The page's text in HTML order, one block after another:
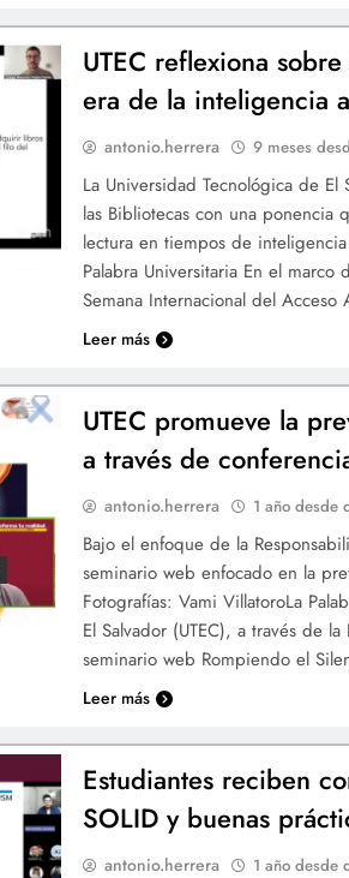
UTEC reflexiona
era de la inteligencia
antonio.herrera 9 meses
La Universidad Tecnológica de
las Bibliotecas con una
lectura en tiempos de
Palabra Universitaria En el
Semana Internacional del
Leer más
UTEC promueve la
a través de
antonio.herrera 1 año desde
Bajo el enfoque de la
seminario web enfocado en la
Fotografías: Vami VillatoroLa
El Salvador (UTEC), a través de
seminario web Rompiendo el
Leer más
Estudiantes reciben
SOLID y buenas
antonio.herrera 1 año desde